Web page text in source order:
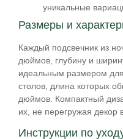
уникальные
Размеры и
Каждый подсвечник из
дюймов, глубину и
идеальным размером
столов, длина которых
дюймов. Компактный
их, не перегружая декор
Инструкции по